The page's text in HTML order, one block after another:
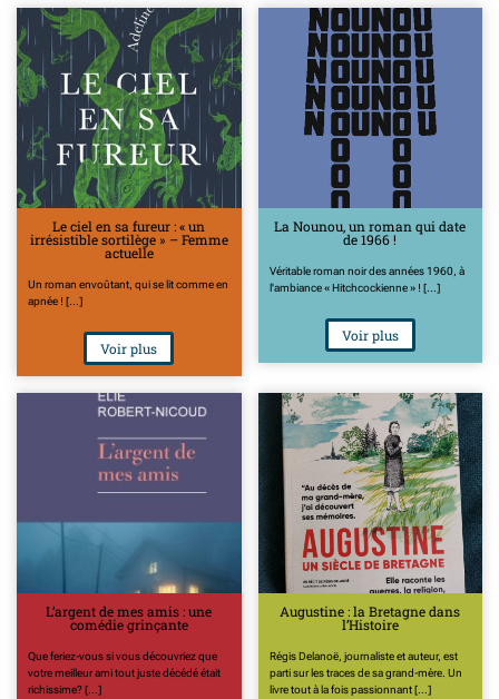
Le ciel en sa fureur : « un
irrésistible sortilège » – Femme
actuelle
Un roman envoûtant, qui se lit comme en
apnée ! [...]
Voir plus
La Nounou, un roman qui date
de 1966 !
Véritable roman noir des années 1960, à
l'ambiance « Hitchcockienne » ! [...]
Voir plus
L’argent de mes amis : une
comédie grinçante
Que feriez-vous si vous découvriez que
votre meilleur ami tout juste décédé était
richissime? [...]
Augustine : la Bretagne dans
l’Histoire
Régis Delanoë, journaliste et auteur, est
parti sur les traces de sa grand-mère. Un
livre tout à la fois passionnant [...]